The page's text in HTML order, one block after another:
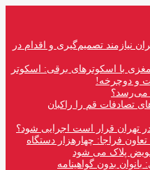
نیازمند تصمیم‌گیری و اقدام در
با اسکوترهای برقی: اسکوتر
و دوچرخه!
می‌رسد؟
درصد فوتی‌های تصادفات قم را راکبان
تهران قرار است اجرایی شود؟
فراجا: چهارهزار دستگاه
پلاک می شود
بدون گواهینامه